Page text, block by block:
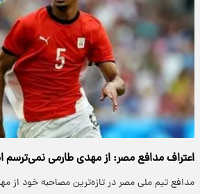
اعتراف مدافع مصر: از مهدی طارمی نمی‌ترسم
مدافع تیم ملی مصر در تازه‌ترین مصاحبه خود از